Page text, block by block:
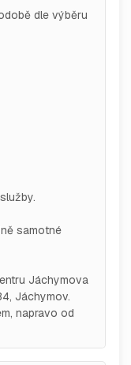
dle výběru
samotné
Jáchymova
Jáchymov.
napravo od